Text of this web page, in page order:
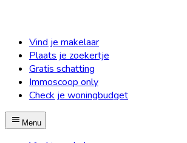
Vind je makelaar
Plaats je zoekertje
Gratis schatting
Immoscoop only
Check je woningbudget
Menu